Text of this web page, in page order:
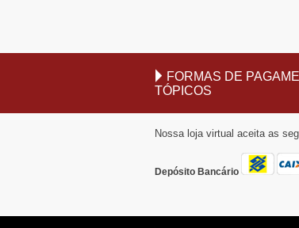
FORMAS DE
TÓPICOS
Nossa loja virtual aceita as
Depósito Bancário